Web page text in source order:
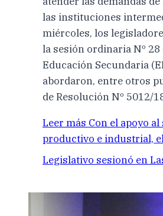
las instituciones
miércoles, los
la sesión ordinaria Nº 28
Educación Secundaria
abordaron, entre otros
de Resolución Nº 5012/
Leer más Con el apoyo
productivo e industrial,
Legislativo sesionó en